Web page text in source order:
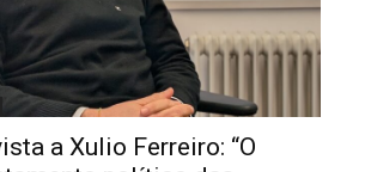
a Xulio Ferreiro: “O